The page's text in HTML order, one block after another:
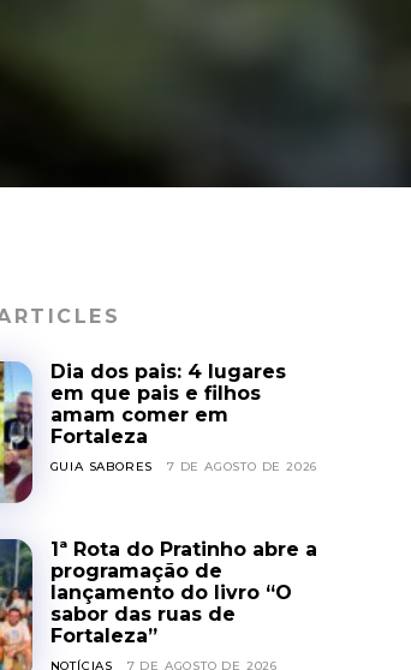
Dia dos pais: 4 lugares
em que pais e filhos
amam comer em
Fortaleza
GUIA SABORES 7 DE AGOSTO DE 2026
1ª Rota do Pratinho abre a
programação de
lançamento do livro “O
sabor das ruas de
Fortaleza”
NOTÍCIAS 7 DE AGOSTO DE 2026